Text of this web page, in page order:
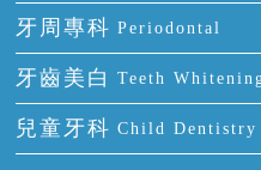
全口缺失
牙齒稀疏
氟斑牙
四環素牙
活動假牙
牙貼面
智齒
根管治療
拔牙
牙痛
正確刷牙
全國愛牙日
預防牙病
牙科通識
牙周專科 Periodontal
牙周炎
牙齦出血
牙齦炎
牙齒美白 Teeth
冷光美白
兒童牙科 Child Dentistry